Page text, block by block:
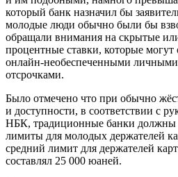
который банк назначил бы
молодые люди обычно были бы
обращали внимания на скрытые
процентные ставки, которые могут
онлайн-необеспеченными
отсрочками.
Было отмечено что при обычно
и доступности, в соответствии с
НБК, традиционные банки должны
лимиты для молодых держателей
средний лимит для держателей
составлял 25 000 юаней.